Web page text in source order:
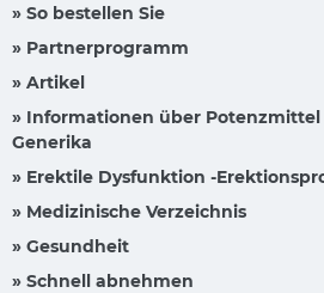
» So bestellen Sie
» Partnerprogramm
» Artikel
» Informationen über Potenzmittel
Generika
» Erektile Dysfunktion -
» Medizinische Verzeichnis
» Gesundheit
» Schnell abnehmen